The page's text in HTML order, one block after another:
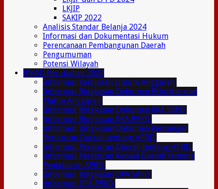
LKJIP
SAKIP 2022
Analisis Standar Belanja 2024
Informasi dan Dokumentasi Hukum
Perencanaan Pembangunan Daerah
Pengumuman
Potensi Wilayah
IPKAD Perubahan 2024
Informasi Kebijakan Umum Anggaran
Informasi Ringkasan Dokumen Prioritas dan
Plafon Anggaran
Informasi Ringkasan Dokumen RKA SKPD
Informasi Ringkasan RKA PPKD
Informasi Ringkasan Dokumen Rancangan
Peraturan Daerah tentang APBD
Informasi Peraturan Daerah tentang APBD
Informasi Peraturan Kepala Daerah tentang
Penjabaran APBD
Informasi Ringkasan DPA SKPD
Informasi DPA PPKD